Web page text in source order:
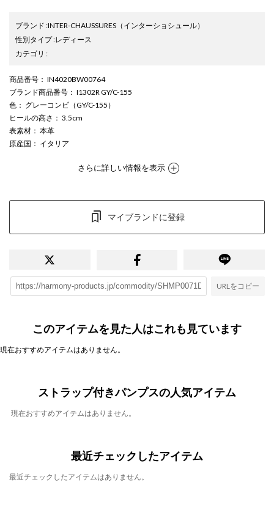
ブランド :INTER-CHAUSSURES （インターショシュール）
性別タイプ:レディース
カテゴリ :
商品番号 ： IN4020BW00764
ブランド商品番号 ： I1302R GY/C-155
色 ： グレーコンビ（GY/C-155）
ヒールの高さ ： 3.5cm
表素材 ： 本革
原産国 ： イタリア
さらに詳しい情報を表示
マイブランドに登録
URLをコピー
このアイテムを見た人はこれも見ています
現在おすすめアイテムはありません。
ストラップ付きパンプスの人気アイテム
現在おすすめアイテムはありません。
最近チェックしたアイテム
最近チェックしたアイテムはありません。